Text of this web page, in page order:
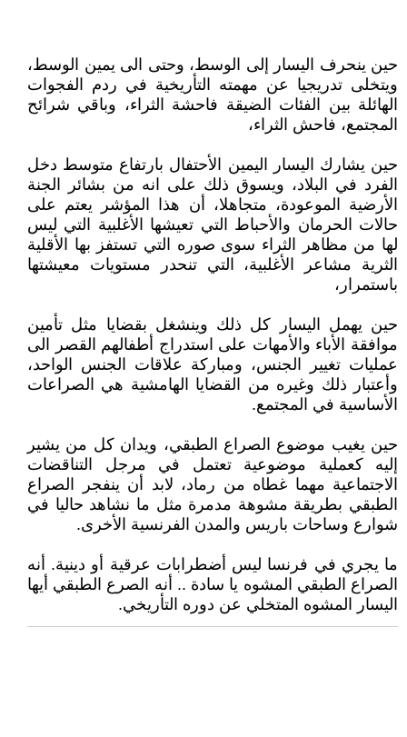
حين ينحرف اليسار إلى الوسط، وحتى الى يمين الوسط،
ويتخلى تدريجيا عن مهمته التأريخية في ردم الفجوات
الهائلة بين الفئات الضيقة فاحشة الثراء، وباقي شرائح
المجتمع، فاحش الثراء،
حين يشارك اليسار اليمين الأحتفال بارتفاع متوسط دخل
الفرد في البلاد، ويسوق ذلك على انه من بشائر الجنة
الأرضية الموعودة، متجاهلا، أن هذا المؤشر يعتم على
حالات الحرمان والأحباط التي تعيشها الأغلبية التي ليس
لها من مظاهر الثراء سوى صوره التي تستفز بها الأقلية
الثرية مشاعر الأغلبية، التي تنحدر مستويات معيشتها
باستمرار،
حين يهمل اليسار كل ذلك وينشغل بقضايا مثل تأمين
موافقة الأباء والأمهات على استدراج أطفالهم القصر الى
عمليات تغيير الجنس، ومباركة علاقات الجنس الواحد،
وأعتبار ذلك وغيره من القضايا الهامشية هي الصراعات
الأساسية في المجتمع.
حين يغيب موضوع الصراع الطبقي، ويدان كل من يشير
إليه كعملية موضوعية تعتمل في مرجل التناقضات
الاجتماعية مهما غطاه من رماد، لابد أن ينفجر الصراع
الطبقي بطريقة مشوهة مدمرة مثل ما نشاهد حاليا في
شوارع وساحات باريس والمدن الفرنسية الأخرى.
ما يجري في فرنسا ليس أضطرابات عرقية أو دينية. أنه
الصراع الطبقي المشوه يا سادة .. أنه الصرع الطبقي أيها
اليسار المشوه المتخلي عن دوره التأريخي.